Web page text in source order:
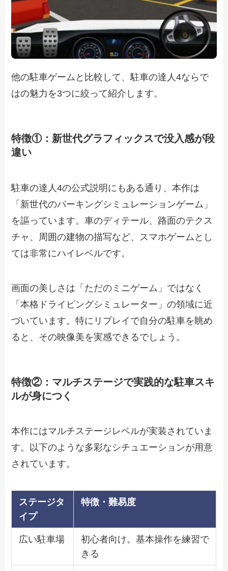
他の駐車ゲームと比較して、駐車の達人4ならで
はの魅力を3つに絞って紹介します。
特徴①：新世代グラフィックスで没入感が段
違い
駐車の達人4の公式説明にもある通り、本作は
「新世代のパーキングシミュレーションゲーム」
を謳っています。車のディテール、路面のテクス
チャ、周囲の建物の描写など、スマホゲームとし
ては非常にハイレベルです。
画面の美しさは「ただのミニゲーム」ではなく
「本格ドライビングシミュレーター」の領域に近
づいています。特にリプレイで自分の駐車を眺め
ると、その映像美を実感できるでしょう。
特徴②：マルチステージで実践的な駐車スキ
ルが身につく
本作にはマルチステージレベルが実装されていま
す。以下のような多彩なシチュエーションが用意
されています。
ステージタ
イプ
特徴・難易度
広い駐車場
初心者向け。基本操作を練習で
きる